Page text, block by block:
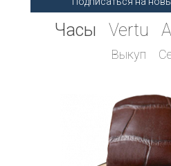
Часы Vertu
Выкуп